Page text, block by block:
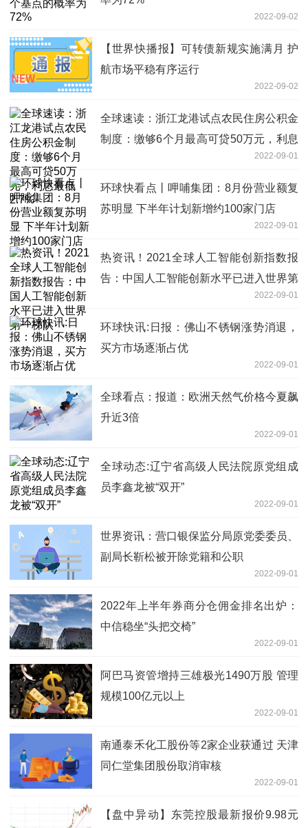
2022-09-02
【世界快播报】可转债新规实施满月 护
航市场平稳有序运行
2022-09-02
全球速读：浙江龙港试点农民住房公积金
制度：缴够6个月最高可贷50万元，利息
2022-09-01
环球快看点丨呷哺集团：8月份营业额复
苏明显 下半年计划新增约100家门店
2022-09-01
热资讯！2021全球人工智能创新指数报
告：中国人工智能创新水平已进入世界第
2022-09-01
环球快讯:日报：佛山不锈钢涨势消退，
买方市场逐渐占优
2022-09-01
全球看点：报道：欧洲天然气价格今夏飙
升近3倍
2022-09-01
全球动态:辽宁省高级人民法院原党组成
员李鑫龙被“双开”
2022-09-01
世界资讯：营口银保监分局原党委委员、
副局长靳松被开除党籍和公职
2022-09-01
2022年上半年券商分仓佣金排名出炉：
中信稳坐“头把交椅”
2022-09-01
阿巴马资管增持三雄极光1490万股 管理
规模100亿元以上
2022-09-01
南通泰禾化工股份等2家企业获通过 天津
同仁堂集团股份取消审核
2022-09-01
【盘中异动】东莞控股最新报价9.98元